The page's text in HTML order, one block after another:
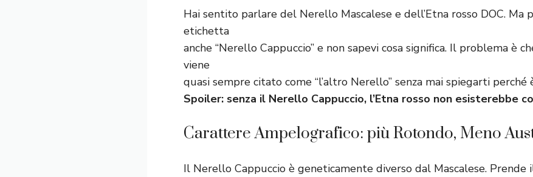
Hai sentito parlare del Nerello Mascalese e dell’Etna rosso DOC. Ma
etichetta
anche “Nerello Cappuccio” e non sapevi cosa significa. Il problema è
viene
quasi sempre citato come “l’altro Nerello” senza mai spiegarti perché
Spoiler: senza il Nerello Cappuccio, l’Etna rosso non esisterebbe
Carattere Ampelografico: più Rotondo, Meno
Il Nerello Cappuccio è geneticamente diverso dal Mascalese. Prende